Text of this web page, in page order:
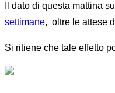
Il dato di questa mattina
settimane, oltre le attese
Si ritiene che tale effetto